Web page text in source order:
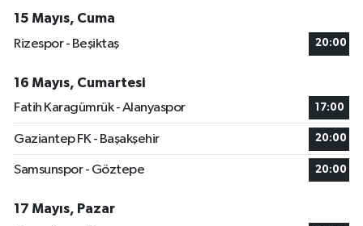
15 Mayıs, Cuma
Rizespor - Beşiktaş
20:00
16 Mayıs, Cumartesi
Fatih Karagümrük - Alanyaspor
17:00
Gaziantep FK - Başakşehir 20:00
Samsunspor - Göztepe 20:00
17 Mayıs, Pazar